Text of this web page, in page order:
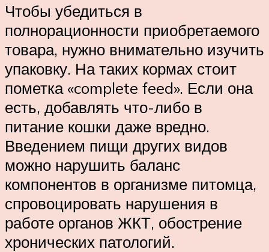
Чтобы убедиться в
полнорационности приобретаемого
товара, нужно внимательно изучить
упаковку. На таких кормах стоит
пометка «complete feed». Если она
есть, добавлять что-либо в
питание кошки даже вредно.
Введением пищи других видов
можно нарушить баланс
компонентов в организме питомца,
спровоцировать нарушения в
работе органов ЖКТ, обострение
хронических патологий.